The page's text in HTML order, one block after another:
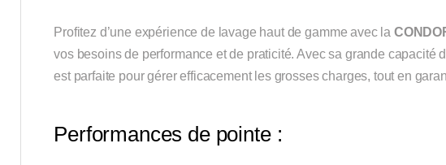
Profitez d’une expérience de lavage haut de gamme avec la
vos besoins de performance et de praticité. Avec sa grande capacité
est parfaite pour gérer efficacement les grosses charges, tout en
Performances de pointe :